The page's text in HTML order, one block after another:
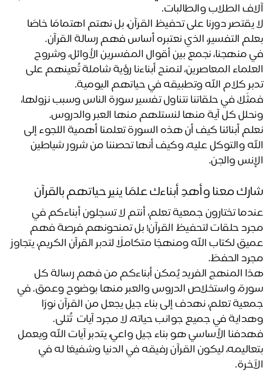
الطلاب والطالبات.
لا يقتصر دورنا على تحفيظ القرآن، بل نهتم اهتمامًا خاصًا
التفسير، الذي نعتبره أساس فهم رسالة القرآن.
في منهجنا، نجمع بين أقوال المفسرين الأوائل، وشروح
العلماء المعاصرين، لنمنح أبناءنا رؤية شاملة تُعينهم على
كلام الله وتطبيقه في حياتهم اليومية.
فمثًلا، في حلقاتنا نتناول تفسير سورة الناس وسبب نزولها،
كل آية منها لنستلهم منها العبر والدروس.
نعلم أبنائنا كيف أن هذه السورة تعلمنا أهمية اللجوء إلى
الله والتوكل عليه، وكيف أنها تحصننا من شرور شياطين
والجن.
معنا وأهدِ أبناءك علمًا ينير حياتهم بالقرآن
مجرد حلقات لتحفيظ القرآن! بل تمنحونهم فرصة فهم
عميق لكتاب الله ومنهجًا متكاملًا لتدبر القرآن الكريم، يتجاوز
الحفظ.
في جميع جوانب حياته، لا مجرد آيات  تُتلى.
فهدفنا الأساسي هو بناء جيل واعي، يتدبر آيات الله ويعمل